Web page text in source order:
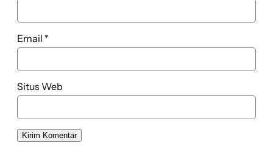
Email *
Situs Web